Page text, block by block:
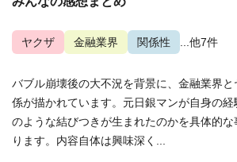
ヤクザ 金融業界 関係性 ...他7件
バブル崩壊後の大不況を背景に、金融業界
係が描かれています。元日銀マンが自身の経
のような結びつきが生まれたのかを具体的な
ります。内容自体は興味深く...